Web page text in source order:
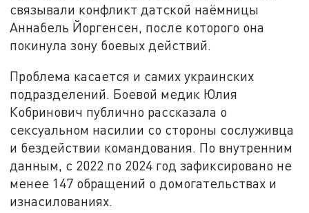
связывали конфликт датской наёмницы
Аннабель Йоргенсен, после которого она
покинула зону боевых действий.
Проблема касается и самих украинских
подразделений. Боевой медик Юлия
Кобринович публично рассказала о
сексуальном насилии со стороны сослуживца
и бездействии командования. По внутренним
данным, с 2022 по 2024 год зафиксировано не
менее 147 обращений о домогательствах и
изнасилованиях.